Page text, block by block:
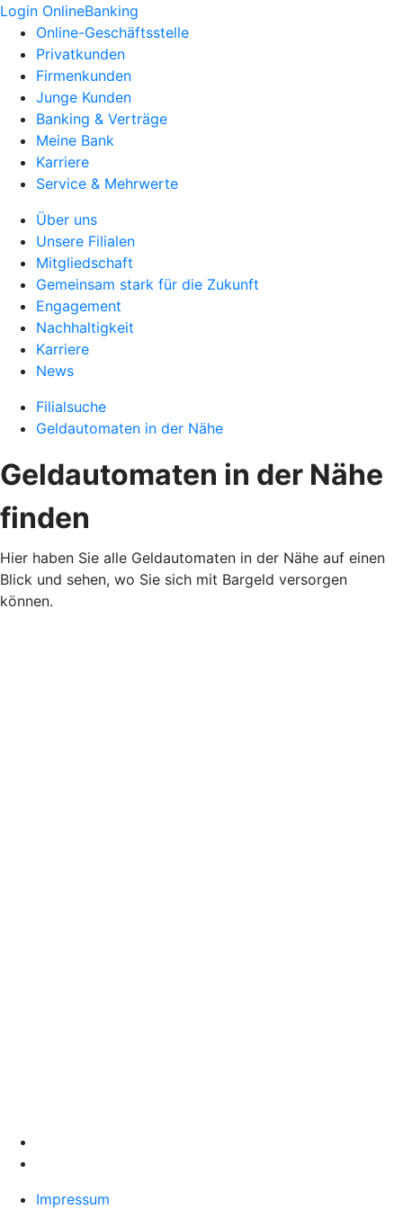
Login OnlineBanking
Online-Geschäftsstelle
Privatkunden
Firmenkunden
Junge Kunden
Banking & Verträge
Meine Bank
Karriere
Service & Mehrwerte
Über uns
Unsere Filialen
Mitgliedschaft
Gemeinsam stark für die Zukunft
Engagement
Nachhaltigkeit
Karriere
News
Filialsuche
Geldautomaten in der Nähe
Geldautomaten in der Nähe
finden
Hier haben Sie alle Geldautomaten in der Nähe auf einen
Blick und sehen, wo Sie sich mit Bargeld versorgen
können.
Impressum